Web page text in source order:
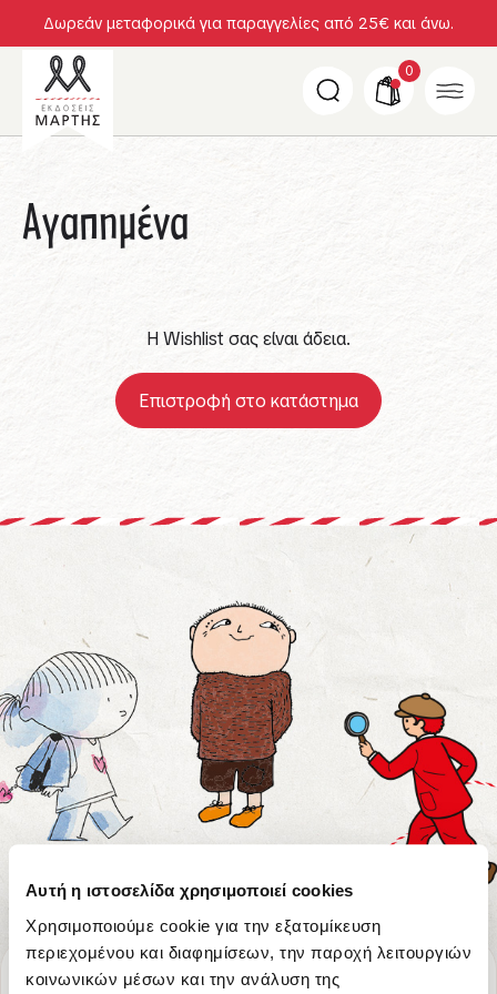
Αυτή η ιστοσελίδα χρησιμοποιεί cookies
Χρησιμοποιούμε cookie για την εξατομίκευση
περιεχομένου και διαφημίσεων, την παροχή λειτουργιών
κοινωνικών μέσων και την ανάλυση της
Δωρεάν μεταφορικά για παραγγελίες από 25€ και άνω.
0
Αγαπημένα
Η Wishlist σας είναι άδεια.
Επιστροφή στο κατάστημα